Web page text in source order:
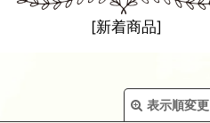
[新着商品]
表示順変更